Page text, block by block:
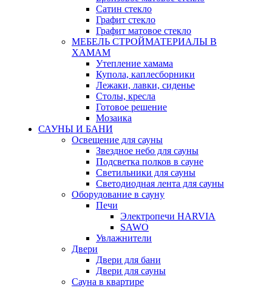
Сатин стекло
Графит стекло
Графит матовое стекло
МЕБЕЛЬ СТРОЙМАТЕРИАЛЫ В
ХАМАМ
Утепление хамама
Купола, каплесборники
Лежаки, лавки, сиденье
Столы, кресла
Готовое решение
Мозаика
САУНЫ И БАНИ
Освещение для сауны
Звездное небо для сауны
Подсветка полков в сауне
Светильники для сауны
Светодиодная лента для сауны
Оборудование в сауну
Печи
Электропечи HARVIA
SAWO
Увлажнители
Двери
Двери для бани
Двери для сауны
Сауна в квартире